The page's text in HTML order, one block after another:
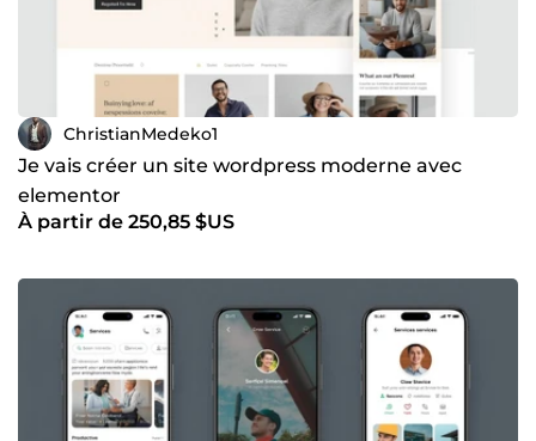
ChristianMedeko1
Je vais créer un site wordpress moderne avec
elementor
À partir de 250,85 $US